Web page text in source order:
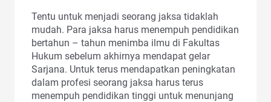
Tentu untuk menjadi seorang jaksa tidaklah
mudah. Para jaksa harus menempuh pendidikan
bertahun – tahun menimba ilmu di Fakultas
Hukum sebelum akhirnya mendapat gelar
Sarjana. Untuk terus mendapatkan peningkatan
dalam profesi seorang jaksa harus terus
menempuh pendidikan tinggi untuk menunjang